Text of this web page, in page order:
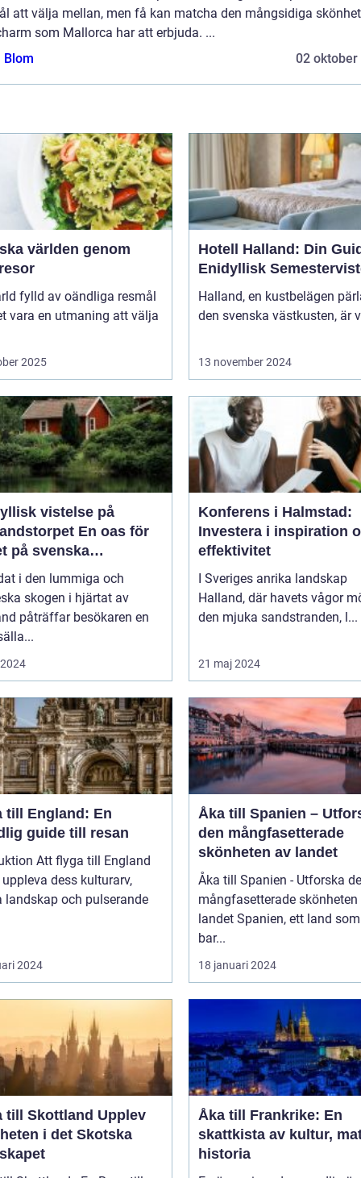
att välja mellan, men få kan matcha den mångsidiga
som Mallorca har att erbjuda. ...
Blom
02 oktober
världen genom
fylld av oändliga resmål
vara en utmaning att välja
2025
Hotell Halland: Din
Enidyllisk
Halland, en kustbelägen
den svenska västkusten, är
13 november 2024
vistelse på
En oas för
på svenska
i den lummiga och
skogen i hjärtat av
påträffar besökaren en
Konferens i Halmstad:
Investera i inspiration
effektivitet
I Sveriges anrika landskap
Halland, där havets vågor
den mjuka sandstranden, l...
21 maj 2024
till England: En
guide till resan
Att flyga till England
dess kulturarv,
landskap och pulserande
2024
Åka till Spanien –
den mångfasetterade
skönheten av landet
Åka till Spanien - Utforska
mångfasetterade skönheten
landet Spanien, ett land som inte
bar...
18 januari 2024
Skottland Upplev
i det Skotska
Åka till Frankrike: En
skattkista av kultur,
historia